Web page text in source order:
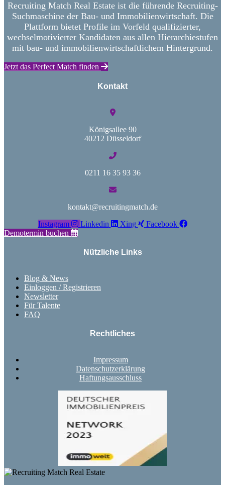
Recruiting Match Real Estate ist die führende Recruiting-
Suchmaschine der Bau- und Immobilienwirtschaft. Die
Plattform bietet Profile im Vorfeld qualifizierter,
wechselmotivierter Kandidaten aus allen Hierarchiestufen
mit bau- und immobilienwirtschaftlichem Hintergrund.
Jetzt das Perfect Match finden
Kontakt
Königsallee 90
40212 Düsseldorf
0211 16 35 93 36
kontakt@recruitingmatch.de
Instagram
Linkedin Xing
Facebook
Demotermin buchen
Nützliche Links
Blog & News
Einloggen / Registrieren
Newsletter
Für Talente
FAQ
Rechtliches
Impressum
Datenschutzerklärung
Haftungsausschluss